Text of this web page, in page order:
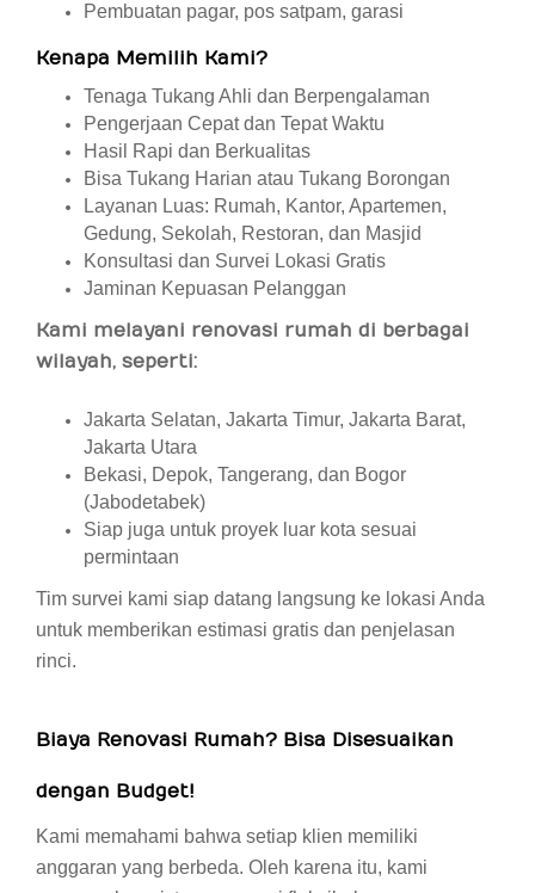
Pembuatan pagar, pos satpam, garasi
Kenapa Memilih Kami?
Tenaga Tukang Ahli dan Berpengalaman
Pengerjaan Cepat dan Tepat Waktu
Hasil Rapi dan Berkualitas
Bisa Tukang Harian atau Tukang Borongan
Layanan Luas: Rumah, Kantor, Apartemen,
Gedung, Sekolah, Restoran, dan Masjid
Konsultasi dan Survei Lokasi Gratis
Jaminan Kepuasan Pelanggan
Kami melayani renovasi rumah di berbagai
wilayah, seperti:
Jakarta Selatan, Jakarta Timur, Jakarta Barat,
Jakarta Utara
Bekasi, Depok, Tangerang, dan Bogor
(Jabodetabek)
Siap juga untuk proyek luar kota sesuai
permintaan
Tim survei kami siap datang langsung ke lokasi Anda
untuk memberikan estimasi gratis dan penjelasan
rinci.
Biaya Renovasi Rumah? Bisa Disesuaikan
dengan Budget!
Kami memahami bahwa setiap klien memiliki
anggaran yang berbeda. Oleh karena itu, kami